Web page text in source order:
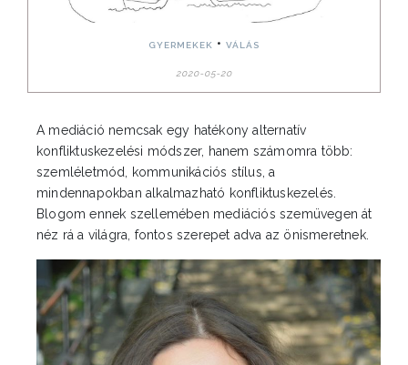
GYERMEKEK • VÁLÁS
2020-05-20
A mediáció nemcsak egy hatékony alternatív
konfliktuskezelési módszer, hanem számomra több:
szemléletmód, kommunikációs stílus, a
mindennapokban alkalmazható konfliktuskezelés.
Blogom ennek szellemében mediációs szemüvegen át
néz rá a világra, fontos szerepet adva az önismeretnek.